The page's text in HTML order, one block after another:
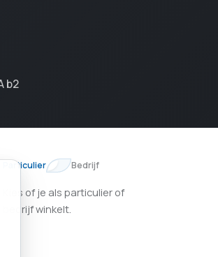
b2
Particulier Bedrijf
Kies of je als particulier of
bedrijf winkelt.